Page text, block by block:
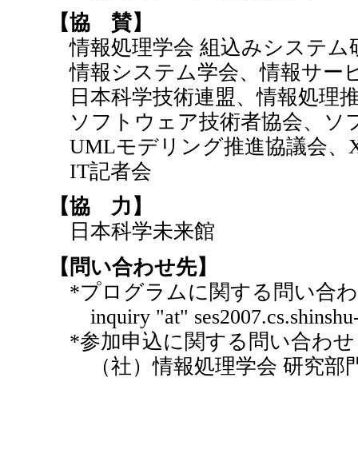
【協 賛】
情報処理学会 組込みシステム
情報システム学会、情報サー
日本科学技術連盟、情報処理
ソフトウェア技術者協会、ソ
UMLモデリング推進協議会、
IT記者会
【協 力】
日本科学未来館
【問い合わせ先】
*プログラムに関する問い合
inquiry "at"
*参加申込に関する問い合わせ
（社）情報処理学会 研究部